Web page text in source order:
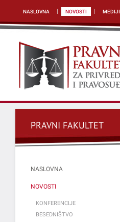
NASLOVNA NOVOSTI MEDIJI
PRAVNI FAKULTET
NASLOVNA
NOVOSTI
KONFERENCIJE
BESEDNIŠTVO